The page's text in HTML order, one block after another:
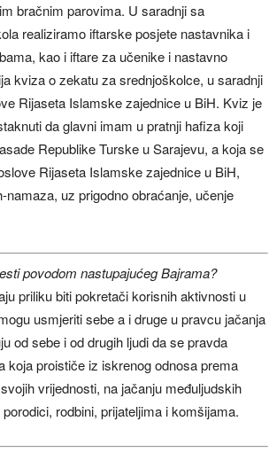
bračnim parovima. U saradnji sa
realiziramo iftarske posjete nastavnika i
kao i iftare za učenike i nastavno
kviza o zekatu za srednjoškolce, u saradnji
Rijaseta Islamske zajednice u BiH. Kviz je
da glavni imam u pratnji hafiza koji
Republike Turske u Sarajevu, a koja se
Rijaseta Islamske zajednice u BiH,
uz prigodno obraćanje, učenje
povodom nastupajućeg Bajrama?
priliku biti pokretači korisnih aktivnosti u
usmjeriti sebe a i druge u pravcu jačanja
od sebe i od drugih ljudi da se pravda
koja proističe iz iskrenog odnosa prema
vrijednosti, na jačanju međuljudskih
rodbini, prijateljima i komšijama.